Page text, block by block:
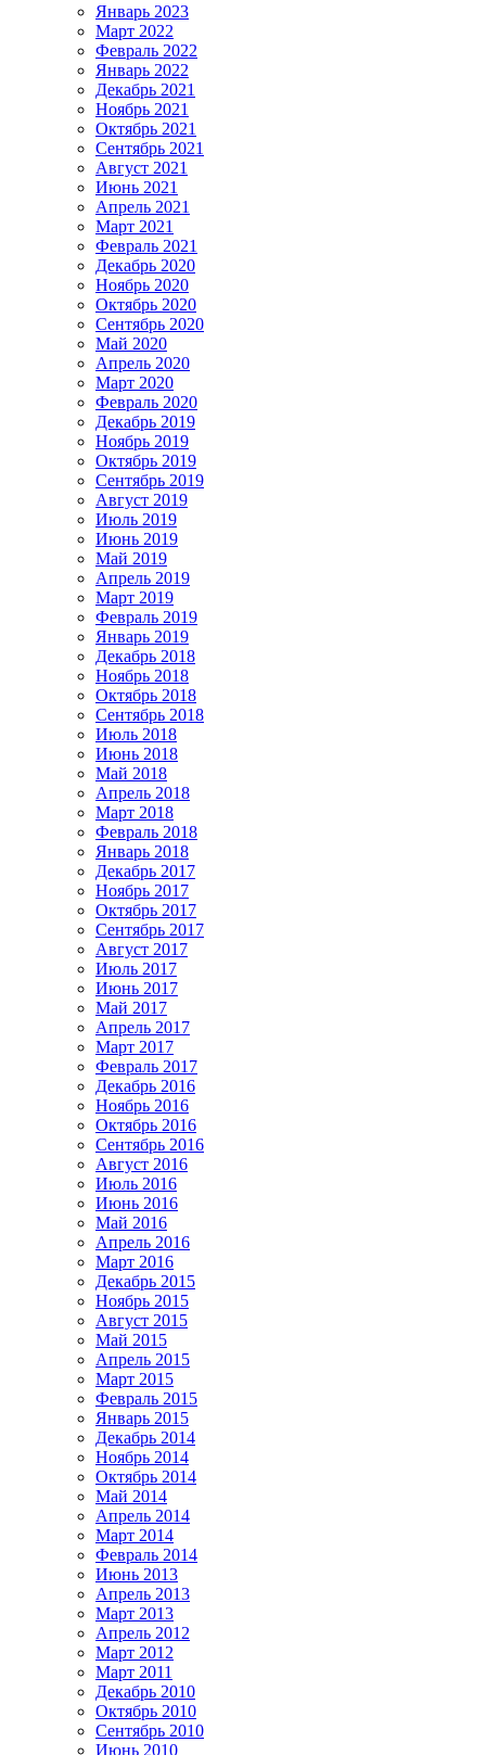
Январь 2023
Март 2022
Февраль 2022
Январь 2022
Декабрь 2021
Ноябрь 2021
Октябрь 2021
Сентябрь 2021
Август 2021
Июнь 2021
Апрель 2021
Март 2021
Февраль 2021
Декабрь 2020
Ноябрь 2020
Октябрь 2020
Сентябрь 2020
Май 2020
Апрель 2020
Март 2020
Февраль 2020
Декабрь 2019
Ноябрь 2019
Октябрь 2019
Сентябрь 2019
Август 2019
Июль 2019
Июнь 2019
Май 2019
Апрель 2019
Март 2019
Февраль 2019
Январь 2019
Декабрь 2018
Ноябрь 2018
Октябрь 2018
Сентябрь 2018
Июль 2018
Июнь 2018
Май 2018
Апрель 2018
Март 2018
Февраль 2018
Январь 2018
Декабрь 2017
Ноябрь 2017
Октябрь 2017
Сентябрь 2017
Август 2017
Июль 2017
Июнь 2017
Май 2017
Апрель 2017
Март 2017
Февраль 2017
Декабрь 2016
Ноябрь 2016
Октябрь 2016
Сентябрь 2016
Август 2016
Июль 2016
Июнь 2016
Май 2016
Апрель 2016
Март 2016
Декабрь 2015
Ноябрь 2015
Август 2015
Май 2015
Апрель 2015
Март 2015
Февраль 2015
Январь 2015
Декабрь 2014
Ноябрь 2014
Октябрь 2014
Май 2014
Апрель 2014
Март 2014
Февраль 2014
Июнь 2013
Апрель 2013
Март 2013
Апрель 2012
Март 2012
Март 2011
Декабрь 2010
Октябрь 2010
Сентябрь 2010
Июнь 2010